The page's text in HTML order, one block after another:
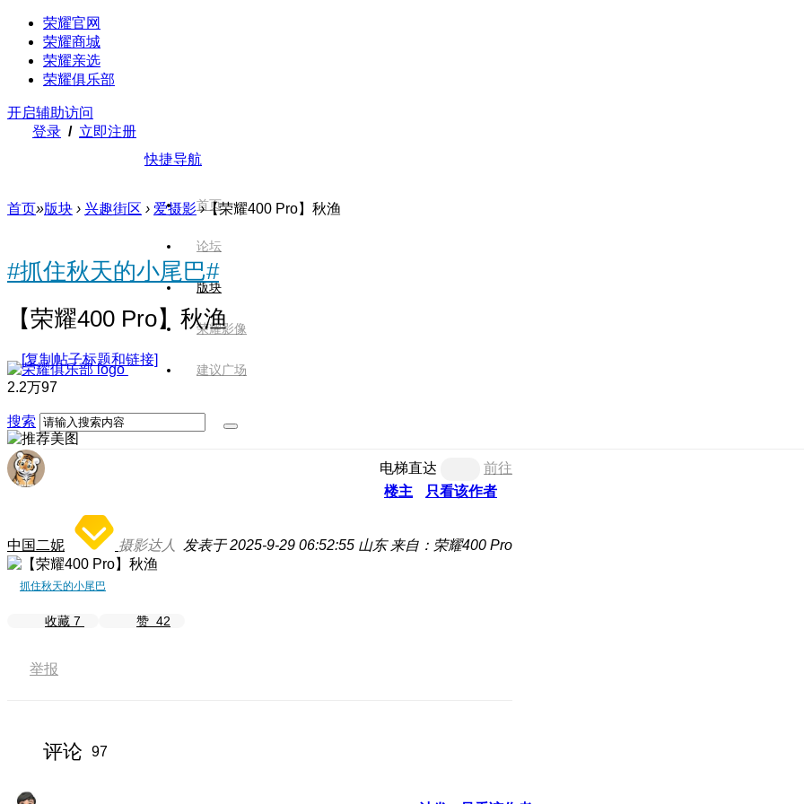
荣耀官网
荣耀商城
荣耀亲选
荣耀俱乐部
开启辅助访问
登录 / 立即注册
快捷导航
首页
论坛
版块
荣耀影像
建议广场
搜索
首页»版块 › 兴趣街区 › 爱摄影 ›【荣耀400 Pro】秋渔
#抓住秋天的小尾巴#
【荣耀400 Pro】秋渔
[复制帖子标题和链接]
2.2万97
电梯直达
前往
楼主
只看该作者
中国二妮 摄影达人 发表于 2025-9-29 06:52:55 山东 来自：荣耀400 Pro
抓住秋天的小尾巴
收藏 7 赞 42
举报
评论 97